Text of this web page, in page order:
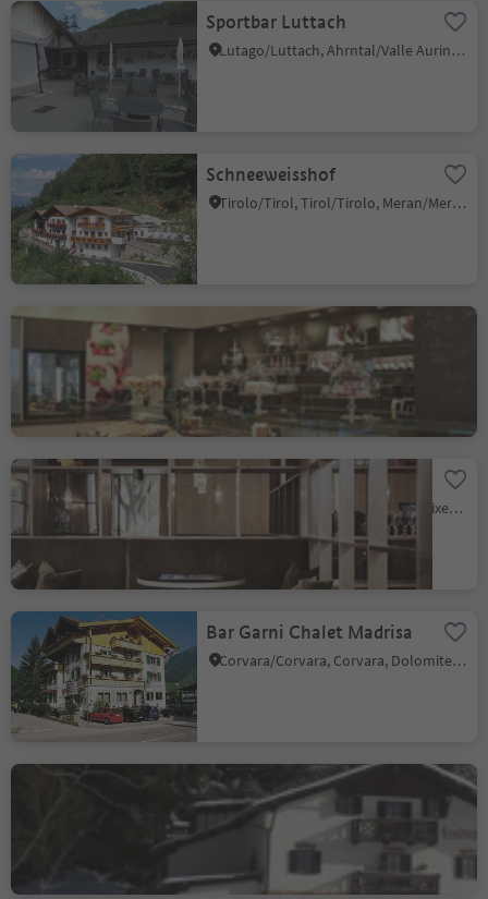
Sportbar Luttach
Lutago/Luttach, Ahrntal/Valle Aurina, Ahrntal/Valle Aurina
Schneeweisshof
Tirolo/Tirol, Tirol/Tirolo, Meran/Merano and environs
Pastry Shop Pöhl
Hotel Jarolim
Bressanone città/Brixen Stadt, Brixen/Bressanone, Brixen/Bressanone and environs
Bar Garni Chalet Madrisa
Corvara/Corvara, Corvara, Dolomites Region Alta Badia
Leadner Alm Alpine hut